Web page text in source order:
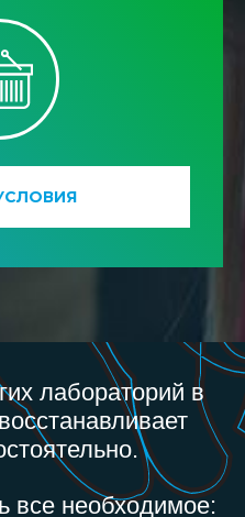
лабораторий в
все необходимое: